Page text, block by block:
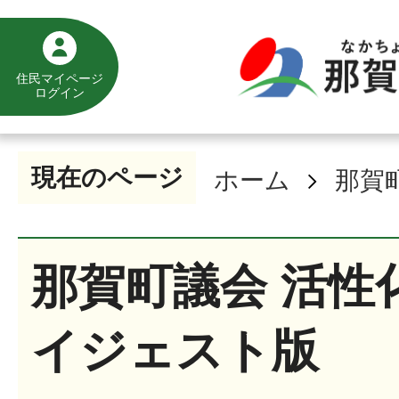
住民マイページ
ログイン
現在のページ ホーム 那賀
那賀町議会 活性
イジェスト版